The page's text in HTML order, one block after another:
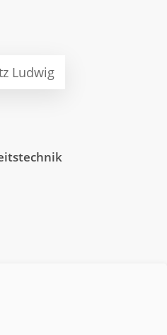
Ludwig